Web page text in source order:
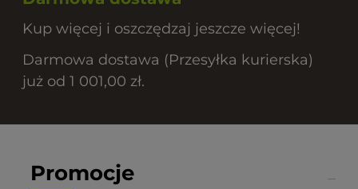
Kup więcej i oszczędzaj jeszcze więcej!
Darmowa dostawa (Przesyłka kurierska)
już od 1 001,00 zł.
Promocje